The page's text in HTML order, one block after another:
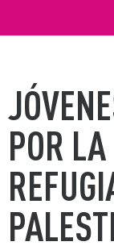
POR